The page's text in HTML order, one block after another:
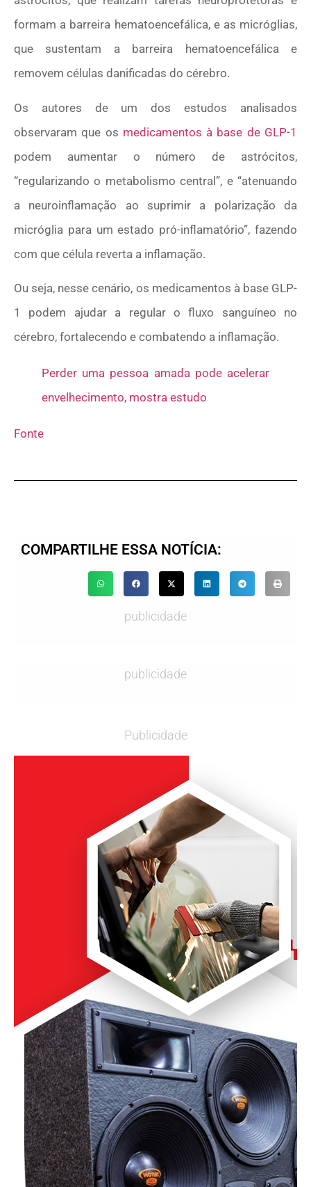
formam a barreira hematoencefálica, e as micróglias,
que sustentam a barreira hematoencefálica e
removem células danificadas do cérebro.
Os autores de um dos estudos analisados
observaram que os medicamentos à base de GLP-1
podem aumentar o número de astrócitos,
“regularizando o metabolismo central”, e “atenuando
a neuroinflamação ao suprimir a polarização da
micróglia para um estado pró-inflamatório”, fazendo
com que célula reverta a inflamação.
Ou seja, nesse cenário, os medicamentos à base GLP-
1 podem ajudar a regular o fluxo sanguíneo no
cérebro, fortalecendo e combatendo a inflamação.
Perder uma pessoa amada pode acelerar
envelhecimento, mostra estudo
Fonte
COMPARTILHE ESSA NOTÍCIA:
publicidade
publicidade
Publicidade